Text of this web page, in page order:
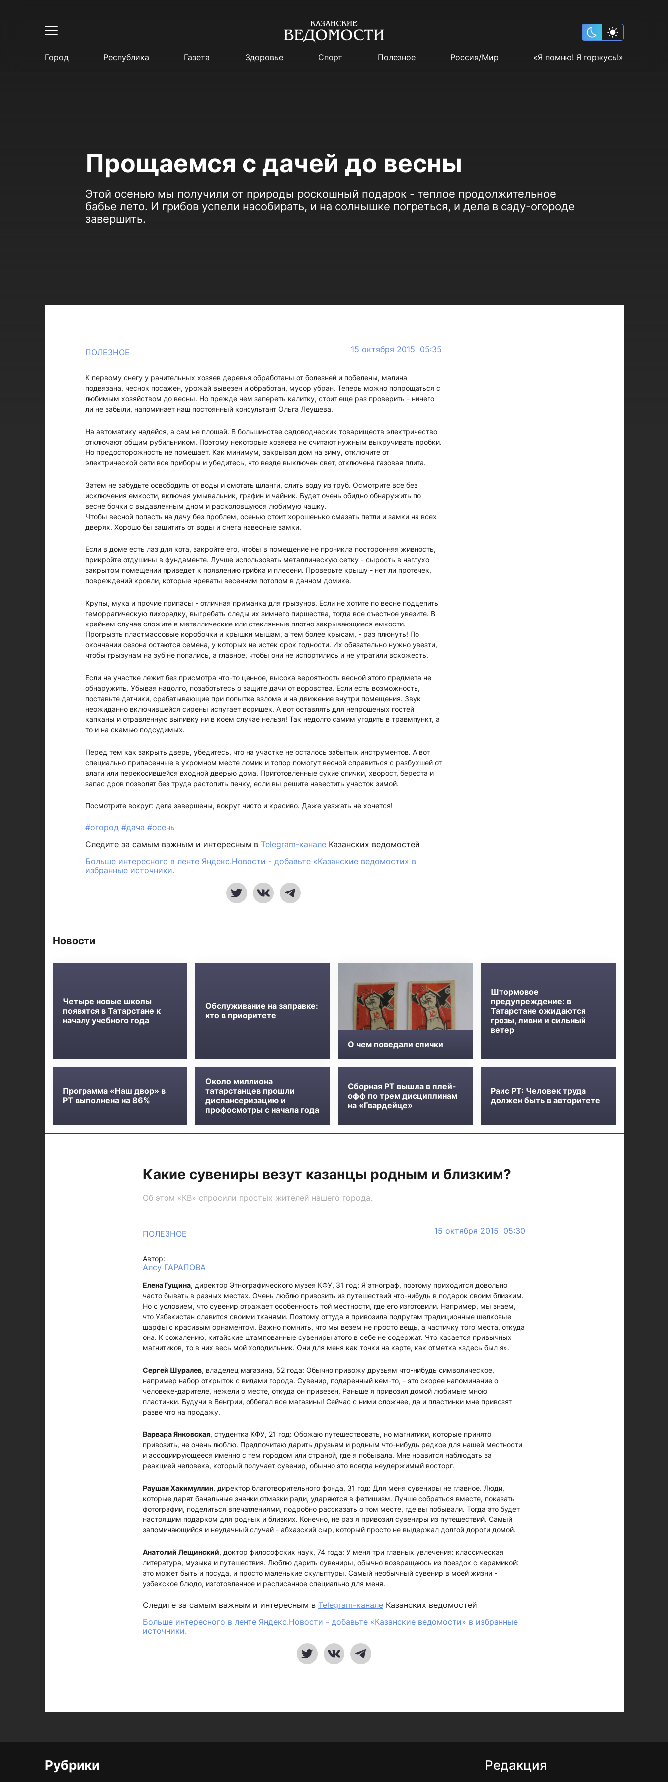
Город Республика Газета Здоровье Спорт Полезное Россия/Мир «Я помню! Я горжусь!»
Прощаемся с дачей до весны
Этой осенью мы получили от природы роскошный подарок - теплое продолжительное
бабье лето. И грибов успели насобирать, и на солнышке погреться, и дела в саду-огороде
завершить.
ПОЛЕЗНОЕ 15 октября 2015 05:35
К первому снегу у рачительных хозяев деревья обработаны от болезней и побелены, малина
подвязана, чеснок посажен, урожай вывезен и обработан, мусор убран. Теперь можно попрощаться с
любимым хозяйством до весны. Но прежде чем запереть калитку, стоит еще раз проверить - ничего
ли не забыли, напоминает наш постоянный консультант Ольга Леушева.
На автоматику надейся, а сам не плошай. В большинстве садоводческих товариществ электричество
отключают общим рубильником. Поэтому некоторые хозяева не считают нужным выкручивать пробки.
Но предосторожность не помешает. Как минимум, закрывая дом на зиму, отключите от
электрической сети все приборы и убедитесь, что везде выключен свет, отключена газовая плита.
Затем не забудьте освободить от воды и смотать шланги, слить воду из труб. Осмотрите все без
исключения емкости, включая умывальник, графин и чайник. Будет очень обидно обнаружить по
весне бочки с выдавленным дном и расколовшуюся любимую чашку.
Чтобы весной попасть на дачу без проблем, осенью стоит хорошенько смазать петли и замки на всех
дверях. Хорошо бы защитить от воды и снега навесные замки.
Если в доме есть лаз для кота, закройте его, чтобы в помещение не проникла посторонняя живность,
прикройте отдушины в фундаменте. Лучше использовать металлическую сетку - сырость в наглухо
закрытом помещении приведет к появлению грибка и плесени. Проверьте крышу - нет ли протечек,
повреждений кровли, которые чреваты весенним потопом в дачном домике.
Крупы, мука и прочие припасы - отличная приманка для грызунов. Если не хотите по весне подцепить
геморрагическую лихорадку, выгребать следы их зимнего пиршества, тогда все съестное увезите. В
крайнем случае сложите в металлические или стеклянные плотно закрывающиеся емкости.
Прогрызть пластмассовые коробочки и крышки мышам, а тем более крысам, - раз плюнуть! По
окончании сезона остаются семена, у которых не истек срок годности. Их обязательно нужно увезти,
чтобы грызунам на зуб не попались, а главное, чтобы они не испортились и не утратили всхожесть.
Если на участке лежит без присмотра что-то ценное, высока вероятность весной этого предмета не
обнаружить. Убывая надолго, позаботьтесь о защите дачи от воровства. Если есть возможность,
поставьте датчики, срабатывающие при попытке взлома и на движение внутри помещения. Звук
неожиданно включившейся сирены испугает воришек. А вот оставлять для непрошеных гостей
капканы и отравленную выпивку ни в коем случае нельзя! Так недолго самим угодить в травмпункт, а
то и на скамью подсудимых.
Перед тем как закрыть дверь, убедитесь, что на участке не осталось забытых инструментов. А вот
специально припасенные в укромном месте ломик и топор помогут весной справиться с разбухшей от
влаги или перекосившейся входной дверью дома. Приготовленные сухие спички, хворост, береста и
запас дров позволят без труда растопить печку, если вы решите навестить участок зимой.
Посмотрите вокруг: дела завершены, вокруг чисто и красиво. Даже уезжать не хочется!
#огород #дача #осень
Следите за самым важным и интересным в Telegram-каналеКазанских ведомостей
Больше интересного в ленте Яндекс.Новости - добавьте «Казанские ведомости» в
избранные источники.
Новости
Четыре новые школы
появятся в Татарстане к
началу учебного года
Обслуживание на заправке:
кто в приоритете
О чем поведали спички
Штормовое
предупреждение: в
Татарстане ожидаются
грозы, ливни и сильный
ветер
Программа «Наш двор» в
РТ выполнена на 86%
Около миллиона
татарстанцев прошли
диспансеризацию и
профосмотры с начала года
Сборная РТ вышла в плей-
офф по трем дисциплинам
на «Гвардейце»
Раис РТ: Человек труда
должен быть в авторитете
Какие сувениры везут казанцы родным и близким?
Об этом «КВ» спросили простых жителей нашего города.
ПОЛЕЗНОЕ 15 октября 2015 05:30
Автор:
Алсу ГАРАПОВА
Елена Гущина, директор Этнографического музея КФУ, 31 год: Я этнограф, поэтому приходится довольно
часто бывать в разных местах. Очень люблю привозить из путешествий что-нибудь в подарок своим близким.
Но с условием, что сувенир отражает особенность той местности, где его изготовили. Например, мы знаем,
что Узбекистан славится своими тканями. Поэтому оттуда я привозила подругам традиционные шелковые
шарфы с красивым орнаментом. Важно помнить, что мы везем не просто вещь, а частичку того места, откуда
она. К сожалению, китайские штампованные сувениры этого в себе не содержат. Что касается привычных
магнитиков, то в них весь мой холодильник. Они для меня как точки на карте, как отметка «здесь был я».
Сергей Шуралев, владелец магазина, 52 года: Обычно привожу друзьям что-нибудь символическое,
например набор открыток с видами города. Сувенир, подаренный кем-то, - это скорее напоминание о
человеке-дарителе, нежели о месте, откуда он привезен. Раньше я привозил домой любимые мною
пластинки. Будучи в Венгрии, оббегал все магазины! Сейчас с ними сложнее, да и пластинки мне привозят
разве что на продажу.
Варвара Янковская, студентка КФУ, 21 год: Обожаю путешествовать, но магнитики, которые принято
привозить, не очень люблю. Предпочитаю дарить друзьям и родным что-нибудь редкое для нашей местности
и ассоциирующееся именно с тем городом или страной, где я побывала. Мне нравится наблюдать за
реакцией человека, который получает сувенир, обычно это всегда неудержимый восторг.
Раушан Хакимуллин, директор благотворительного фонда, 31 год: Для меня сувениры не главное. Люди,
которые дарят банальные значки отмазки ради, ударяются в фетишизм. Лучше собраться вместе, показать
фотографии, поделиться впечатлениями, подробно рассказать о том месте, где вы побывали. Тогда это будет
настоящим подарком для родных и близких. Конечно, не раз я привозил сувениры из путешествий. Самый
запоминающийся и неудачный случай - абхазский сыр, который просто не выдержал долгой дороги домой.
Анатолий Лещинский, доктор философских наук, 74 года: У меня три главных увлечения: классическая
литература, музыка и путешествия. Люблю дарить сувениры, обычно возвращаюсь из поездок с керамикой:
это может быть и посуда, и просто маленькие скульптуры. Самый необычный сувенир в моей жизни -
узбекское блюдо, изготовленное и расписанное специально для меня.
Следите за самым важным и интересным в Telegram-канале Казанских ведомостей
Больше интересного в ленте Яндекс.Новости - добавьте «Казанские ведомости» в избранные
источники.
Рубрики Редакция